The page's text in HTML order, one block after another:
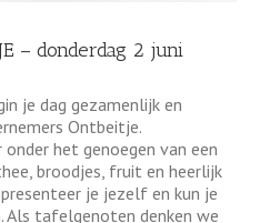
– donderdag 2 juni
je dag gezamenlijk en
Ontbeitje.
het genoegen van een
broodjes, fruit en heerlijk
je jezelf en kun je
Als tafelgenoten denken we